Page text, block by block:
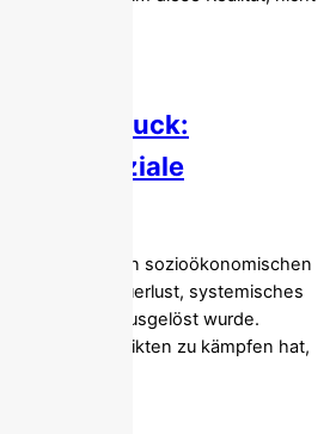
unter Druck:
und soziale
einer schweren sozioökonomischen
Abenteuerlust, systemisches
ausgelöst wurde.
Konflikten zu kämpfen hat,